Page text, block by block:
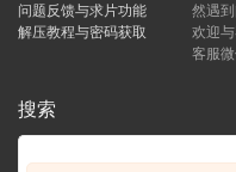
问题反馈与求片功能
解压教程与密码获取
然遇
欢迎
客服
搜索